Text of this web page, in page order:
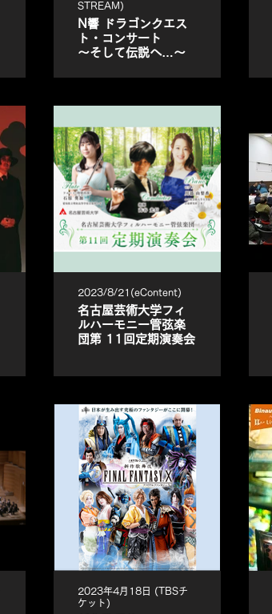
STREAM)
N響 ドラゴンクエス
ト・コンサート
～そして伝説へ…～
2023/8/21(eContent)
名古屋芸術大学フィ
ルハーモニー管弦楽
団第 11回定期演奏会
2023年4月18日 (TBSチ
ケット)